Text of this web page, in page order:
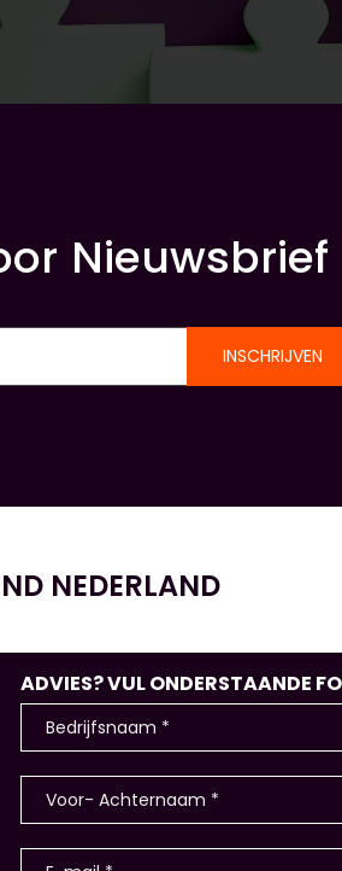
Nieuwsbrief
INSCHRIJVEN
NEDERLAND
ADVIES? VUL ONDERSTAANDE